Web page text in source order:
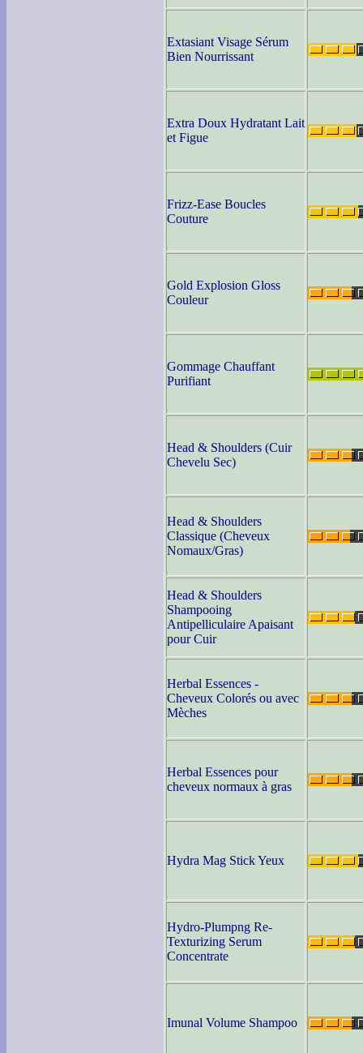
Extasiant Visage Sérum
Bien Nourrissant
Extra Doux Hydratant Lait
et Figue
Frizz-Ease Boucles
Couture
Gold Explosion Gloss
Couleur
Gommage Chauffant
Purifiant
Head & Shoulders (Cuir
Chevelu Sec)
Head & Shoulders
Classique (Cheveux
Nomaux/Gras)
Head & Shoulders
Shampooing
Antipelliculaire Apaisant
pour Cuir
Herbal Essences -
Cheveux Colorés ou avec
Mèches
Herbal Essences pour
cheveux normaux à gras
Hydra Mag Stick Yeux
Hydro-Plumpng Re-
Texturizing Serum
Concentrate
Imunal Volume Shampoo